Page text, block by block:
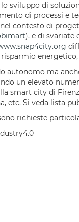
sviluppo di
di processi e
contesto di
), e di svariate
ma
un elevato
smart city di
etc. Si veda lista
richieste